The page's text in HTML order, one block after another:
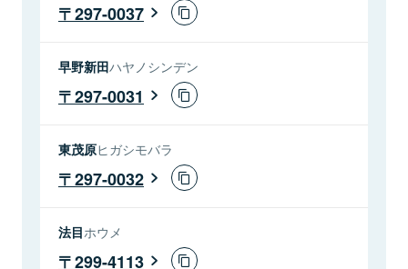
297-0037
早野新田ハヤノシンデン
297-0031
東茂原ヒガシモバラ
297-0032
法目ホウメ
299-4113